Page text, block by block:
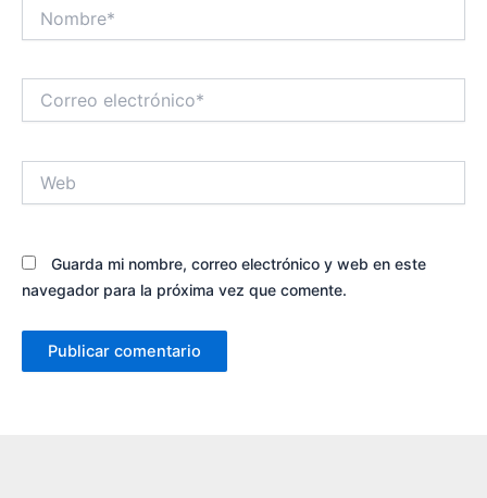
electrónico*
Guarda mi nombre, correo electrónico y web en este
navegador para la próxima vez que comente.